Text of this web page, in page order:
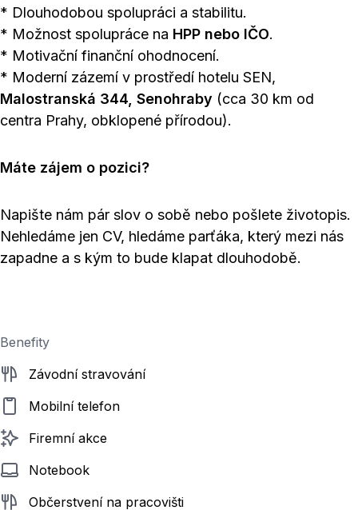
* Dlouhodobou spolupráci a stabilitu.
* Možnost spolupráce na HPP nebo IČO.
* Motivační finanční ohodnocení.
* Moderní zázemí v prostředí hotelu SEN,
Malostranská 344, Senohraby (cca 30 km od
centra Prahy, obklopené přírodou).
Máte zájem o pozici?
Napište nám pár slov o sobě nebo pošlete životopis.
Nehledáme jen CV, hledáme parťáka, který mezi nás
zapadne a s kým to bude klapat dlouhodobě.
Benefity
Závodní stravování
Mobilní telefon
Firemní akce
Notebook
Občerstvení na pracovišti